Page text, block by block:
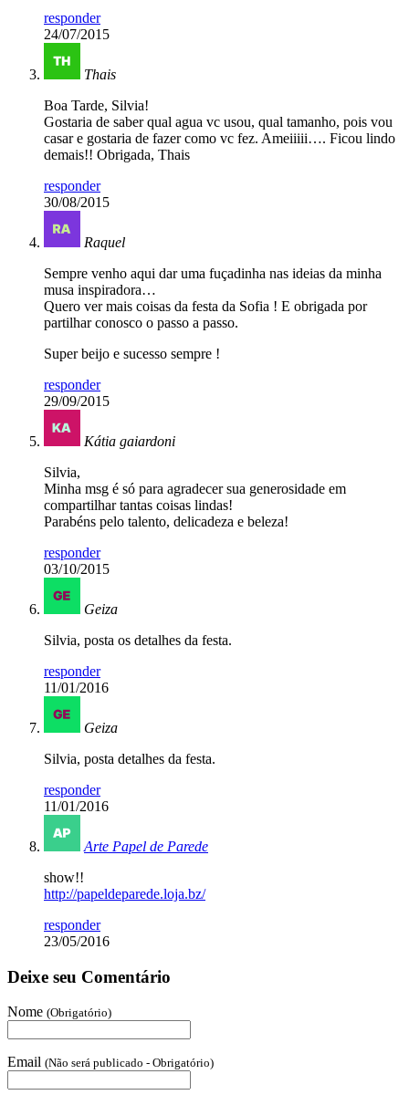
responder
24/07/2015
Thais
Boa Tarde, Silvia!
Gostaria de saber qual agua vc usou, qual tamanho, pois vou
casar e gostaria de fazer como vc fez. Ameiiiii…. Ficou lindo
demais!! Obrigada, Thais
responder
30/08/2015
Raquel
Sempre venho aqui dar uma fuçadinha nas ideias da minha
musa inspiradora…
Quero ver mais coisas da festa da Sofia ! E obrigada por
partilhar conosco o passo a passo.
Super beijo e sucesso sempre !
responder
29/09/2015
Kátia gaiardoni
Silvia,
Minha msg é só para agradecer sua generosidade em
compartilhar tantas coisas lindas!
Parabéns pelo talento, delicadeza e beleza!
responder
03/10/2015
Geiza
Silvia, posta os detalhes da festa.
responder
11/01/2016
Geiza
Silvia, posta detalhes da festa.
responder
11/01/2016
Arte Papel de Parede
show!!
http://papeldeparede.loja.bz/
responder
23/05/2016
Deixe seu Comentário
Nome (Obrigatório)
Email (Não será publicado - Obrigatório)